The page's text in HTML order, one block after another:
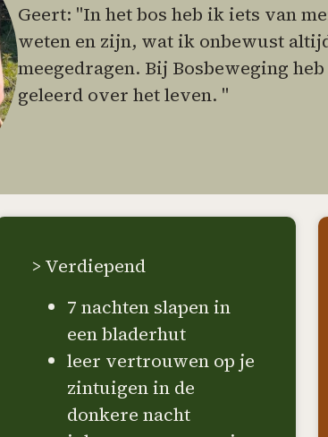
Geert: "In het bos heb ik iets van
weten en zijn, wat ik onbewust
meegedragen. Bij Bosbeweging
geleerd over het leven. "
> Verdiepend
7 nachten slapen in
een bladerhut
leer vertrouwen op je
zintuigen in de
donkere nacht